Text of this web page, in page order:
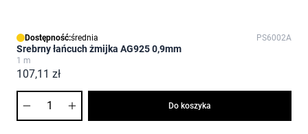
Dostępność:średnia PS6002A
Srebrny łańcuch żmijka AG925 0,9mm
1 m
107,11 zł
Do koszyka